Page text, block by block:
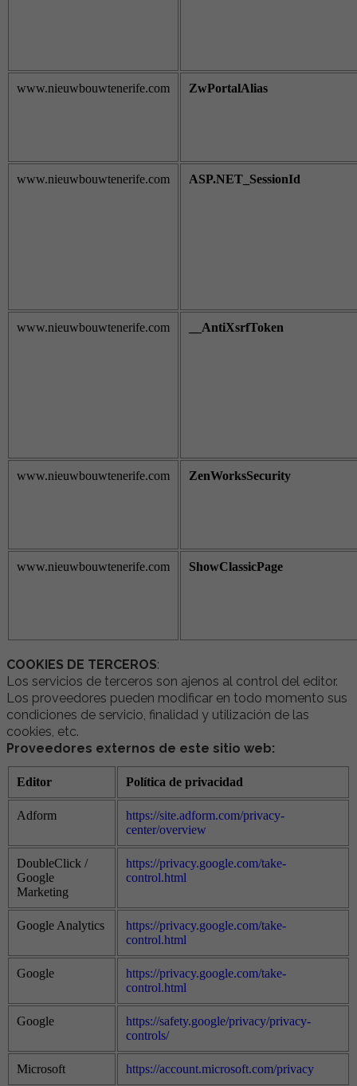
www.nieuwbouwtenerife.com ZwPortalAlias
www.nieuwbouwtenerife.com ASP.NET_SessionId
www.nieuwbouwtenerife.com __AntiXsrfToken
www.nieuwbouwtenerife.com ZenWorksSecurity
www.nieuwbouwtenerife.com ShowClassicPage
COOKIES DE TERCEROS:
Los servicios de terceros son ajenos al control del editor.
Los proveedores pueden modificar en todo momento sus
condiciones de servicio, finalidad y utilización de las
cookies, etc.
Proveedores externos de este sitio web:
Editor Política de privacidad
Adform
https://site.adform.com/privacy-
center/overview
DoubleClick /
Google
Marketing
https://privacy.google.com/take-
control.html
Google Analytics
https://privacy.google.com/take-
control.html
Google
https://privacy.google.com/take-
control.html
Google
https://safety.google/privacy/privacy-
controls/
Microsoft https://account.microsoft.com/privacy